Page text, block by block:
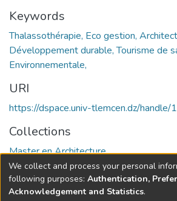
Keywords
Thalassothérapie, Eco gestion,
Développement durable, Tourisme de
Environnementale,
URI
https://dspace.univ-tlemcen.dz/
Collections
Master en Architecture
Full item page
We collect and process your personal
following purposes: Authentication,
Acknowledgement and Statistics.